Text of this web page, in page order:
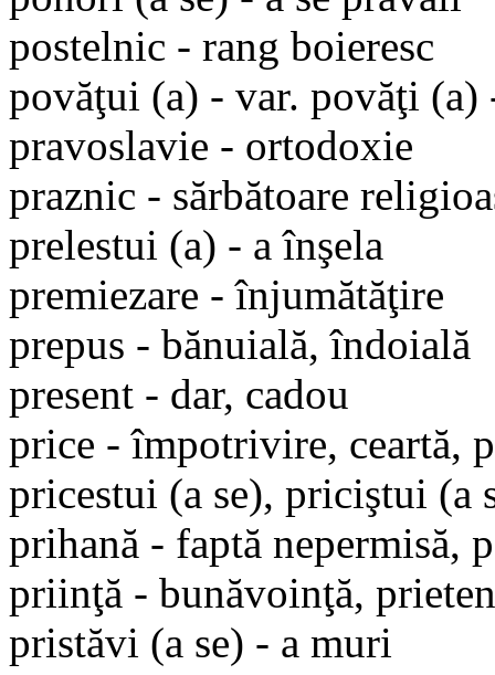
postelnic - rang boieresc
povăţui (a) - var. povăţi (a)
pravoslavie - ortodoxie
praznic - sărbătoare
prelestui (a) - a înşela
premiezare - înjumătăţire
prepus - bănuială, îndoială
present - dar, cadou
price - împotrivire, ceartă,
pricestui (a se), priciştui (a
prihană - faptă nepermisă,
priinţă - bunăvoinţă,
pristăvi (a se) - a muri